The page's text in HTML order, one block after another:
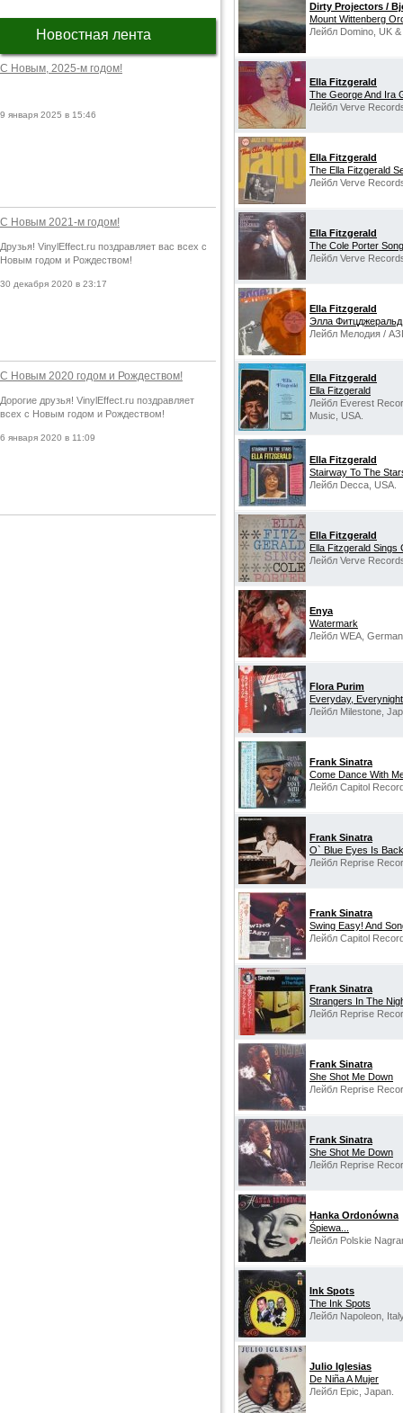
Новостная лента
С Новым, 2025-м годом!
9 января 2025 в 15:46
С Новым 2021-м годом!
Друзья! VinylEffect.ru поздравляет вас всех с
Новым годом и Рождеством!
30 декабря 2020 в 23:17
С Новым 2020 годом и Рождеством!
Дорогие друзья! VinylEffect.ru поздравляет
всех с Новым годом и Рождеством!
6 января 2020 в 11:09
Dirty Projectors /
Mount Wittenberg
Лейбл Domino, UK &
Ella Fitzgerald
The George And Ira
Лейбл Verve
Ella Fitzgerald
The Ella Fitzgerald
Лейбл Verve
Ella Fitzgerald
The Cole Porter
Лейбл Verve
Ella Fitzgerald
Элла Фитцджеральд
Лейбл Мелодия /
Ella Fitzgerald
Ella Fitzgerald
Лейбл Everest
Music, USA.
Ella Fitzgerald
Stairway To The
Лейбл Decca, USA.
Ella Fitzgerald
Ella Fitzgerald Sings
Лейбл Verve
Enya
Watermark
Лейбл WEA,
Flora Purim
Everyday, Everynight
Лейбл Milestone,
Frank Sinatra
Come Dance With
Лейбл Capitol
Frank Sinatra
O` Blue Eyes Is Back
Лейбл Reprise
Frank Sinatra
Swing Easy! And
Лейбл Capitol
Frank Sinatra
Strangers In The
Лейбл Reprise
Frank Sinatra
She Shot Me Down
Лейбл Reprise
Frank Sinatra‎
She Shot Me Down
Лейбл Reprise
Hanka Ordonówna
Śpiewa...
Лейбл Polskie
Ink Spots
The Ink Spots
Лейбл Napoleon,
Julio Iglesias
De Niña A Mujer
Лейбл Epic, Japan.